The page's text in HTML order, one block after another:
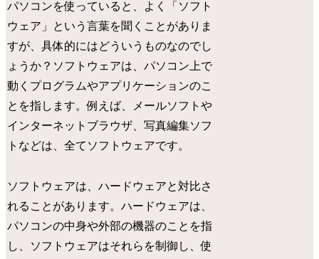
パソコンを使っていると、よく「ソフト
ウェア」という言葉を聞くことがありま
すが、具体的にはどういうものなのでし
ょうか？ソフトウェアは、パソコン上で
動くプログラムやアプリケーションのこ
とを指します。例えば、メールソフトや
インターネットブラウザ、写真編集ソフ
トなどは、全てソフトウェアです。
ソフトウェアは、ハードウェアと対比さ
れることがあります。ハードウェアは、
パソコンの中身や外部の機器のことを指
し、ソフトウェアはそれらを制御し、使